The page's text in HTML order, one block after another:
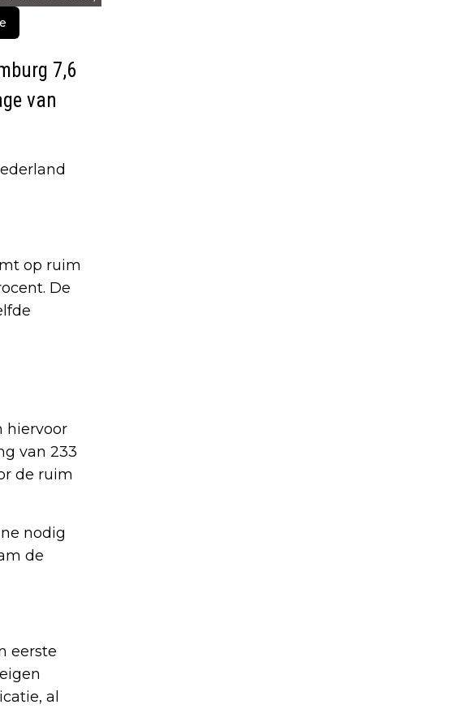
7,6
van
op ruim
De
hiervoor
van 233
de ruim
nodig
de
eerste
al